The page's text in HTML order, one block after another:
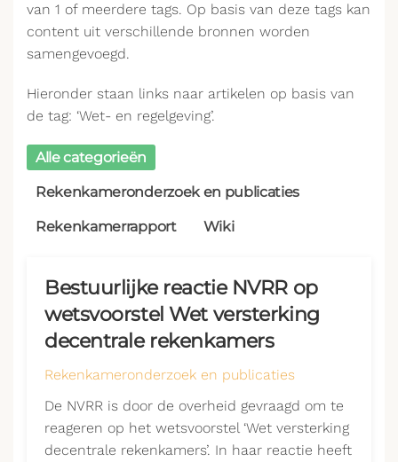
van 1 of meerdere tags. Op basis van deze tags kan
content uit verschillende bronnen worden
samengevoegd.
Hieronder staan links naar artikelen op basis van
de tag: ‘Wet- en regelgeving’.
Alle categorieën
Rekenkameronderzoek en publicaties
Rekenkamerrapport Wiki
Bestuurlijke reactie NVRR op
wetsvoorstel Wet versterking
decentrale rekenkamers
Rekenkameronderzoek en publicaties
De NVRR is door de overheid gevraagd om te
reageren op het wetsvoorstel ‘Wet versterking
decentrale rekenkamers’. In haar reactie heeft